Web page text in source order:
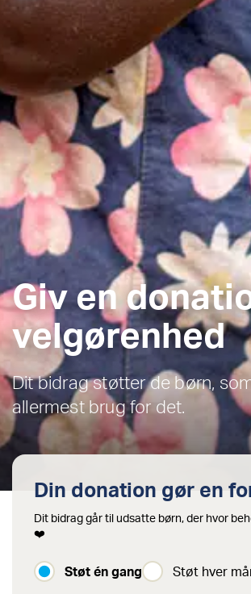
Giv en
velgørenhed
Dit bidrag støtter de børn,
allermest brug for det.
Din donation gør en
Dit bidrag går til udsatte børn, der hvor
❤️
Støt hver
Støt én gang